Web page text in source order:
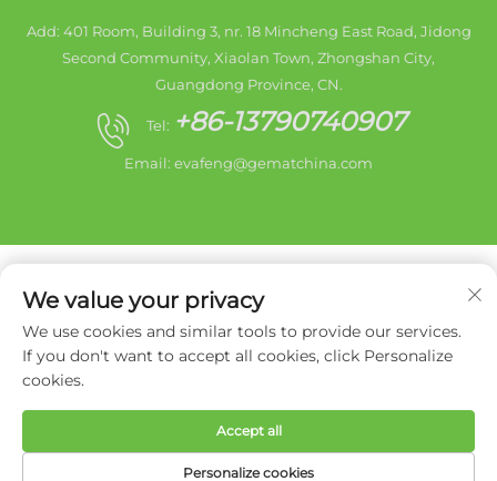
Add: 401 Room, Building 3, nr. 18 Mincheng East Road, Jidong
Second Community, Xiaolan Town, Zhongshan City,
Guangdong Province, CN.
Tel: +86-13790740907
Email: evafeng@gematchina.com
Copyright © 2025 Zhongshan City HaiShang Electric
Appliances Co,. Ltd. Alle rettigheder forbeholdes. -
We value your privacy
We use cookies and similar tools to provide our services.
If you don't want to accept all cookies, click Personalize
cookies.
Personalize cookies
Accept all